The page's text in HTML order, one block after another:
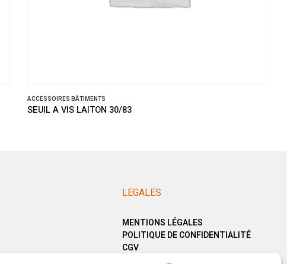
ACCESSOIRES BÂTIMENTS
SEUIL A VIS LAITON 30/83
LEGALES
MENTIONS LÉGALES
POLITIQUE DE CONFIDENTIALITÉ
CGV